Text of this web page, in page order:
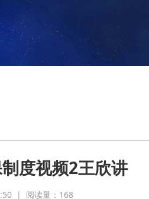
度视频2王欣讲
| 阅读量： 168